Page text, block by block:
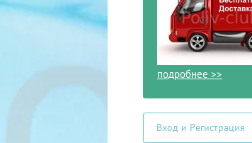
подробнее >>
Вход и Регистрация